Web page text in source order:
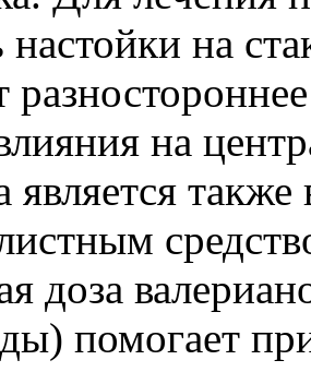
настойки на
на
является
доза
помогает